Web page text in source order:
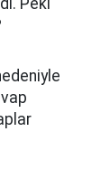
Peki